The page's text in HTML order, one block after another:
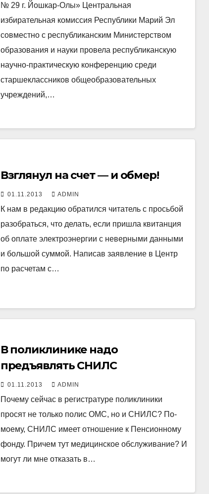
№ 29 г. Йошкар-Олы» Центральная
избирательная комиссия Республики Марий Эл
совместно с республиканским Министерством
образования и науки провела республиканскую
научно-практическую конференцию среди
старшеклассников общеобразовательных
учреждений,…
Взглянул на счет — и обмер!
01.11.2013 ADMIN
К нам в редакцию обратился читатель с просьбой
разобраться, что делать, если пришла квитанция
об оплате электроэнергии с неверными данными
и большой суммой. Написав заявление в Центр
по расчетам с…
В поликлинике надо
предъявлять СНИЛС
01.11.2013 ADMIN
Почему сейчас в регистратуре поликлиники
просят не только полис ОМС, но и СНИЛС? По-
моему, СНИЛС имеет отношение к Пенсионному
фонду. Причем тут медицинское обслуживание? И
могут ли мне отказать в…